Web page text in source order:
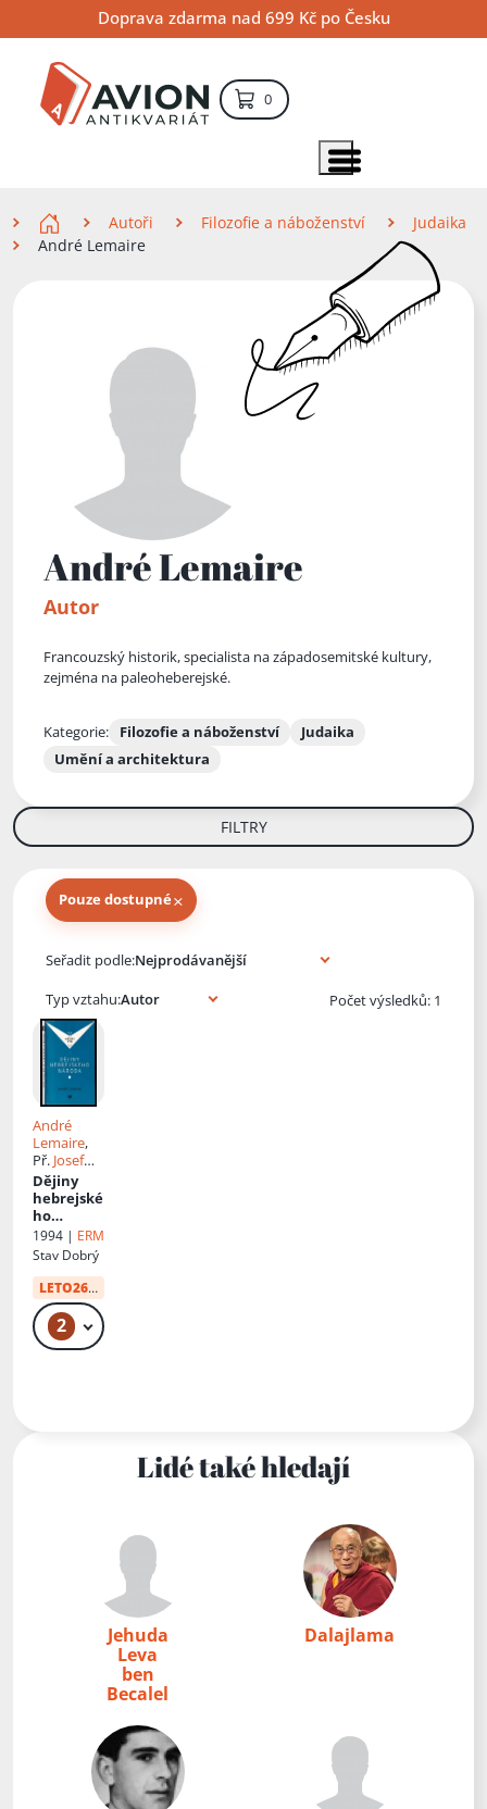
na
obsah
na
navigaci
na
vyhledávání
Doprava zdarma nad 699 Kč po Česku
0položek – košík
Zobrazit položky menu
Autoři Filozofie a náboženství
Judaika
André Lemaire
André Lemaire
Autor
Francouzský historik, specialista na západosemitské kultury,
zejména na paleoheberejské.
Kategorie: Filozofie a náboženství
Judaika
Umění a architektura
FILTRY
Pouze dostupné×
Seřadit podle:
Typ vztahu:
Počet výsledků: 1
André
Lemaire,
Př. Josef
Mlejnek
Dějiny
hebrejské
ho
národa
1994 | ERM
Stav Dobrý
LETO26od:
2 49 Kč
Lidé také hledají
Jehuda
Leva
ben
Becalel
Dalajlama